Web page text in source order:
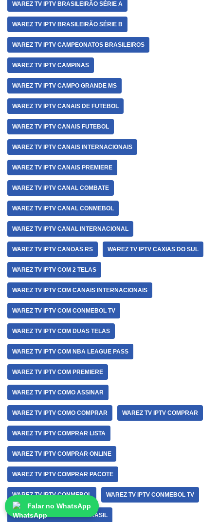
WAREZ TV IPTV BRASILEIRÃO SÉRIE A
WAREZ TV IPTV BRASILEIRÃO SÉRIE B
WAREZ TV IPTV CAMPEONATOS BRASILEIROS
WAREZ TV IPTV CAMPINAS
WAREZ TV IPTV CAMPO GRANDE MS
WAREZ TV IPTV CANAIS DE FUTEBOL
WAREZ TV IPTV CANAIS FUTEBOL
WAREZ TV IPTV CANAIS INTERNACIONAIS
WAREZ TV IPTV CANAIS PREMIERE
WAREZ TV IPTV CANAL COMBATE
WAREZ TV IPTV CANAL CONMEBOL
WAREZ TV IPTV CANAL INTERNACIONAL
WAREZ TV IPTV CANOAS RS WAREZ TV IPTV CAXIAS DO SUL
WAREZ TV IPTV COM 2 TELAS
WAREZ TV IPTV COM CANAIS INTERNACIONAIS
WAREZ TV IPTV COM CONMEBOL TV
WAREZ TV IPTV COM DUAS TELAS
WAREZ TV IPTV COM NBA LEAGUE PASS
WAREZ TV IPTV COM PREMIERE
WAREZ TV IPTV COMO ASSINAR
WAREZ TV IPTV COMO COMPRAR WAREZ TV IPTV COMPRAR
WAREZ TV IPTV COMPRAR LISTA
WAREZ TV IPTV COMPRAR ONLINE
WAREZ TV IPTV COMPRAR PACOTE
WAREZ TV IPTV CONMEBOL WAREZ TV IPTV CONMEBOL TV
WAREZ TV IPTV COPA DO BRASIL
Falar no WhatsApp